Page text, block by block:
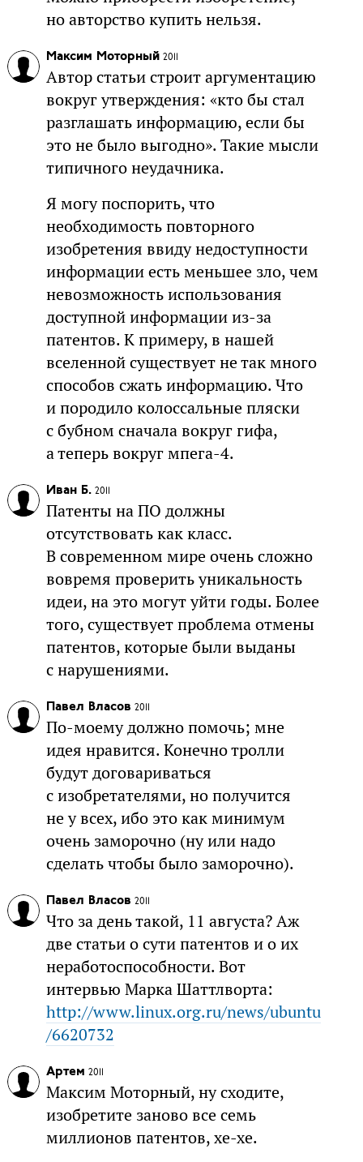
но авторство купить нельзя.
Максим Моторный 2011
Автор статьи строит аргументацию
вокруг утверждения: «кто бы стал
разглашать информацию, если бы
это не было выгодно». Такие мысли
типичного неудачника.
Я могу поспорить, что
необходимость повторного
изобретения ввиду недоступности
информации есть меньшее зло, чем
невозможность использования
доступной информации из-за
патентов. К примеру, в нашей
вселенной существует не так много
способов сжать информацию. Что
и породило колоссальные пляски
с бубном сначала вокруг гифа,
а теперь вокруг мпега-4.
Иван Б. 2011
Патенты на ПО должны
отсутствовать как класс.
В современном мире очень сложно
вовремя проверить уникальность
идеи, на это могут уйти годы. Более
того, существует проблема отмены
патентов, которые были выданы
с нарушениями.
Павел Власов 2011
По-моему должно помочь; мне
идея нравится. Конечно тролли
будут договариваться
с изобретателями, но получится
не у всех, ибо это как минимум
очень заморочно (ну или надо
сделать чтобы было заморочно).
Павел Власов 2011
Что за день такой, 11 августа? Аж
две статьи о сути патентов и о их
неработоспособности. Вот
интервью Марка Шаттлворта:
http://www.linux.org.ru/news/ubuntu
/6620732
Артем 2011
Максим Моторный, ну сходите,
изобретите заново все семь
миллионов патентов, хе-хе.